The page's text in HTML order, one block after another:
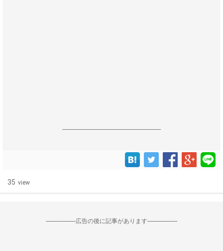
------------------------------------------------------------------
35 view
--------------------広告の後に記事があります--------------------